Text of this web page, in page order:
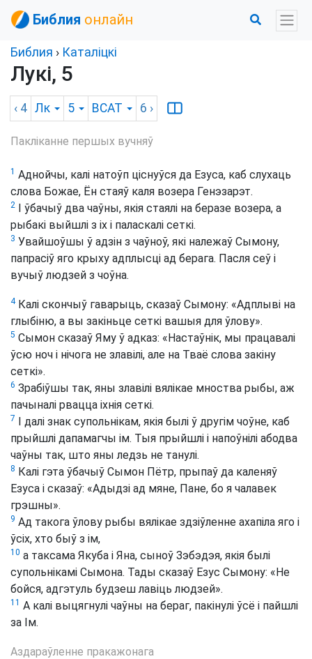
Библия онлайн
Библия › Каталіцкі
Лукі, 5
‹ 4 Лк 5 BCAT 6 ›
Пакліканне першых вучняў
1 Аднойчы, калі натоўп ціснуўся да Езуса, каб слухаць
слова Божае, Ён стаяў каля возера Генэзарэт.
2
І ўбачыў два чаўны, якія стаялі на беразе возера, а
рыбакі выйшлі з іх і паласкалі сеткі.
3 Увайшоўшы ў адзін з чаўноў, які належаў Сымону,
папрасіў яго крыху адплысці ад берага. Пасля сеў і
вучыў людзей з чоўна.
4Калі скончыў гаварыць, сказаў Сымону: «Адплыві на
глыбіню, а вы закіньце сеткі вашыя для ўлову».
5 Сымон сказаў Яму ў адказ: «Настаўнік, мы працавалі
ўсю ноч і нічога не злавілі, але на Тваё слова закіну
сеткі».
6 Зрабіўшы так, яны злавілі вялікае мноства рыбы, аж
пачыналі рвацца іхнія сеткі.
7 І далі знак супольнікам, якія былі ў другім чоўне, каб
прыйшлі дапамагчы ім. Тыя прыйшлі і напоўнілі абодва
чаўны так, што яны ледзь не танулі.
8 Калі гэта ўбачыў Сымон Пётр, прыпаў да каленяў
Езуса і сказаў: «Адыдзі ад мяне, Пане, бо я чалавек
грэшны».
9 Ад такога ўлову рыбы вялікае здзіўленне ахапіла яго і
ўсіх, хто быў з ім,
10 а таксама Якуба і Яна, сыноў Зэбэдэя, якія былі
супольнікамі Сымона. Тады сказаў Езус Сымону: «Не
бойся, адгэтуль будзеш лавіць людзей».
11 А калі выцягнулі чаўны на бераг, пакінулі ўсё і пайшлі
за Ім.
Аздараўленне пракажонага